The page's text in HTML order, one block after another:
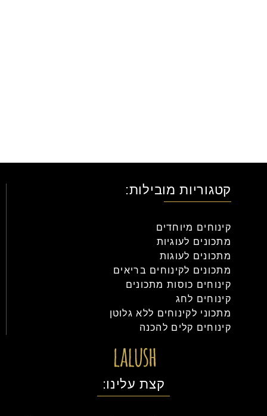
קטגוריות מובילות:
קינוחים מיוחדים
מתכונים לעוגיות
מתכונים לעוגות
מתכונים לקינוחים בריאים
קינוחים כוסות מתכונים
קינוחים לחג
מתכוני לקינוחים ללא גלוטן
קינוחים קלים להכנה
קצת עלינו: